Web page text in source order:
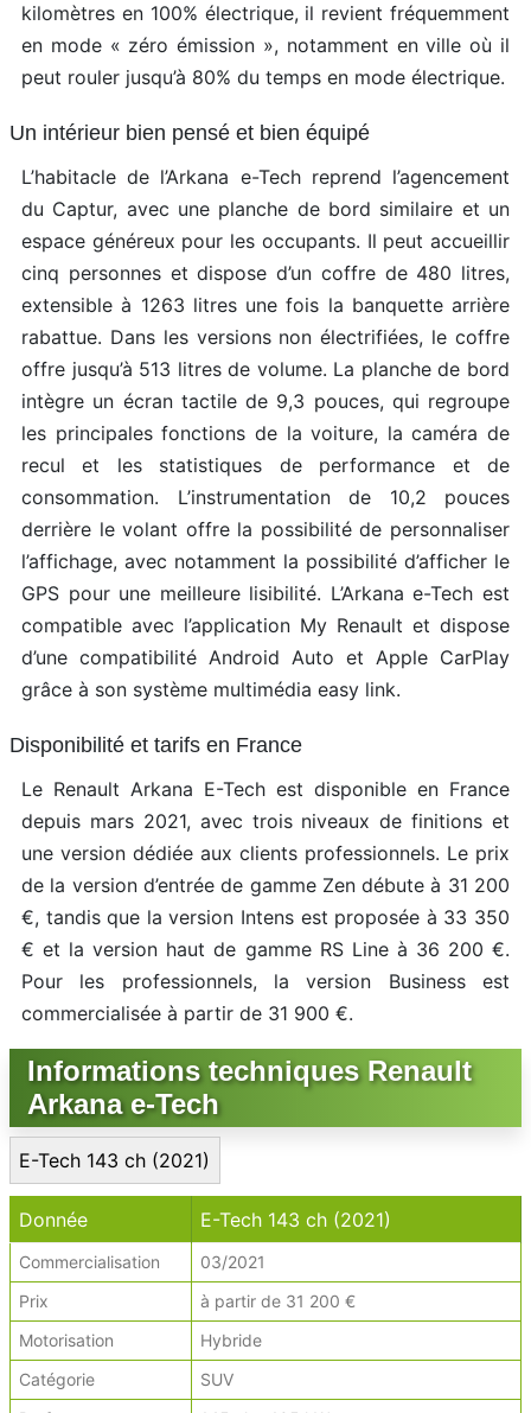
kilomètres en 100% électrique, il revient fréquemment
en mode « zéro émission », notamment en ville où il
peut rouler jusqu’à 80% du temps en mode électrique.
Un intérieur bien pensé et bien équipé
L’habitacle de l’Arkana e-Tech reprend l’agencement
du Captur, avec une planche de bord similaire et un
espace généreux pour les occupants. Il peut accueillir
cinq personnes et dispose d’un coffre de 480 litres,
extensible à 1263 litres une fois la banquette arrière
rabattue. Dans les versions non électrifiées, le coffre
offre jusqu’à 513 litres de volume. La planche de bord
intègre un écran tactile de 9,3 pouces, qui regroupe
les principales fonctions de la voiture, la caméra de
recul et les statistiques de performance et de
consommation. L’instrumentation de 10,2 pouces
derrière le volant offre la possibilité de personnaliser
l’affichage, avec notamment la possibilité d’afficher le
GPS pour une meilleure lisibilité. L’Arkana e-Tech est
compatible avec l’application My Renault et dispose
d’une compatibilité Android Auto et Apple CarPlay
grâce à son système multimédia easy link.
Disponibilité et tarifs en France
Le Renault Arkana E-Tech est disponible en France
depuis mars 2021, avec trois niveaux de finitions et
une version dédiée aux clients professionnels. Le prix
de la version d’entrée de gamme Zen débute à 31 200
€, tandis que la version Intens est proposée à 33 350
€ et la version haut de gamme RS Line à 36 200 €.
Pour les professionnels, la version Business est
commercialisée à partir de 31 900 €.
Informations techniques Renault
Arkana e-Tech
E-Tech 143 ch (2021)
Donnée E-Tech 143 ch (2021)
Commercialisation
03/2021
Prix
à partir de 31 200 €
Motorisation
Hybride
Catégorie
SUV